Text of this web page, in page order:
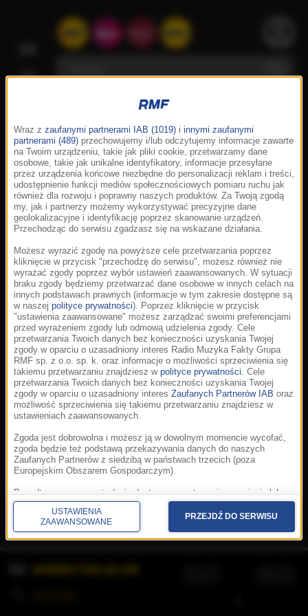
Korzystanie z portalu oznacza akceptację
Prywatność.Aplikacje.© 2026 Radio Muzyka
Fakty Grupa RMF sp. z o.o. sp. k.
Wraz z zaufanymi partnerami IAB (1019) i innymi zaufanymi
partnerami (489) przechowujemy i/lub odczytujemy informacje zawarte
na Twoim urządzeniu, takie jak pliki cookie, przetwarzamy dane
osobowe, takie jak unikalne identyfikatory, informacje przesyłane
przez urządzenia końcowe niezbędne do personalizacji reklam i treści,
udostępnienie funkcji mediów społecznościowych pomiaru ruchu jak
również dla rozwoju i poprawny naszych produktów. Za Twoją zgodą
my, jak i partnerzy możemy wykorzystywać precyzyjne dane
geolokalizacyjne i identyfikację poprzez skanowanie urządzeń.
Przechodząc do serwisu zgadzasz się na wskazane działania.
Możesz wyrazić zgodę na powyższe cele przetwarzania poprzez
kliknięcie w przycisk "przechodzę do serwisu", możesz również nie
wyrażać zgody poprzez wybór ustawień zaawansowanych. W sytuacji
braku zgody będziemy przetwarzać dane osobowe w innych celach na
innych podstawach prawnych (informacje w tym zakresie dostępne są
w naszej polityce prywatności). Poprzez kliknięcie w przycisk
"ustawienia zaawansowane" możesz zarządzać swoimi preferencjami
przed wyrażeniem zgody lub odmową udzielenia zgody. Cele
przetwarzania Twoich danych bez konieczności uzyskania Twojej
zgody w oparciu o uzasadniony interes Radio Muzyka Fakty Grupa
RMF sp. z o.o. sp. k. oraz informacje o możliwości sprzeciwienia się
takiemu przetwarzaniu znajdziesz w polityce prywatności. Cele
przetwarzania Twoich danych bez konieczności uzyskania Twojej
zgody w oparciu o uzasadniony interes Zaufanych Partnerów IAB oraz
możliwość sprzeciwienia się takiemu przetwarzaniu znajdziesz w
ustawieniach zaawansowanych.
Zgoda jest dobrowolna i możesz ją w dowolnym momencie wycofać,
zgoda będzie też podstawą przekazywania danych do naszych
Zaufanych Partnerów z siedzibą w państwach trzecich (poza
Europejskim Obszarem Gospodarczym).
Ponadto masz prawo żądania dostępu, sprostowania, usunięcia lub
ograniczenia przetwarzania danych, a także złożenia skargi do
Prezesa Urzędu Ochrony Danych Osobowych. W polityce prywatności
znajdziesz informacje jak wykonać swoje prawa. Szczegółowe
informacje na temat przetwarzania Twoich danych znajdują się w
USTAWIENIA
ZAAWANSOWANE
PRZEJDŹ DO SERWISU